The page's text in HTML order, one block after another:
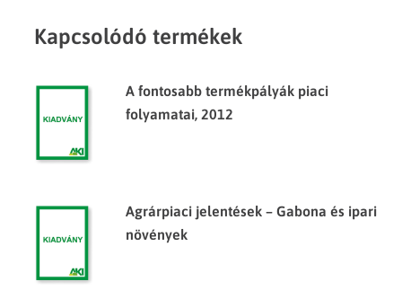
Kapcsolódó termékek
A fontosabb termékpályák piaci
folyamatai, 2012
Agrárpiaci jelentések – Gabona és ipari
növények